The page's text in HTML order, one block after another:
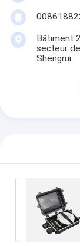
Bâtiment
secteur de
Shengrui